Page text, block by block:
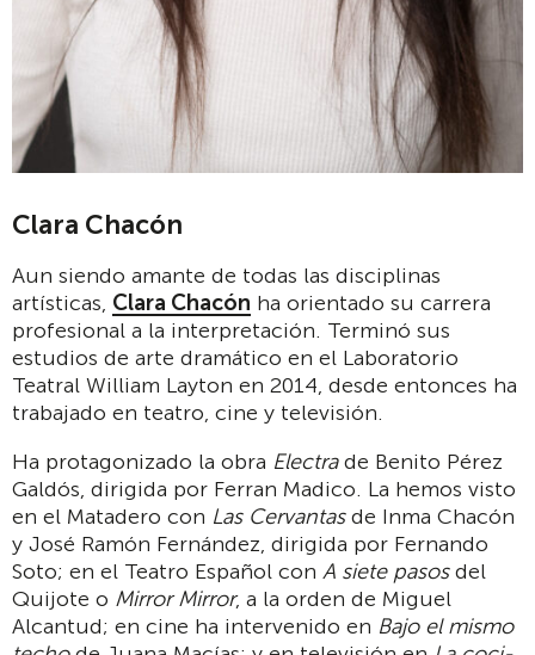
Clara Chacón
Aun siendo amante de todas las disciplinas
artísticas, Clara Chacón ha orientado su carrera
profesional a la interpretación. Ter­minó sus
estudios de arte dramático en el Laboratorio
Teatral William Layton en 2014, desde entonces ha
trabajado en teatro, cine y televisión.
Ha protagonizado la obra Electrade Benito Pérez
Galdós, dirigida por Ferran Madico. La hemos visto
en el Matadero con Las Cervan­tasde Inma Chacón
y José Ramón Fernán­dez, dirigida por Fernando
Soto; en el Teatro Español con A siete pasosdel
Quijote o Mi­rror Mirror, a la orden de Miguel
Alcantud; en cine ha intervenido en Bajo el mismo